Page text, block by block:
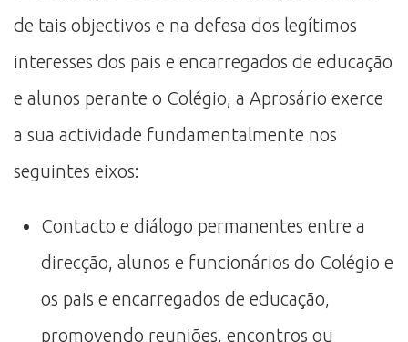
de tais objectivos e na defesa dos legítimos
interesses dos pais e encarregados de educação
e alunos perante o Colégio, a Aprosário exerce
a sua actividade fundamentalmente nos
seguintes eixos:
Contacto e diálogo permanentes entre a
direcção, alunos e funcionários do Colégio e
os pais e encarregados de educação,
promovendo reuniões, encontros ou